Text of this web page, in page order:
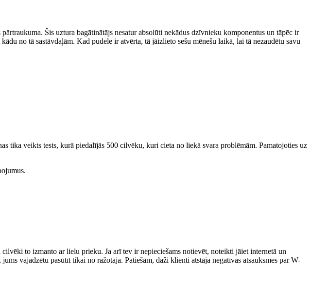
Šis uztura bagātinātājs nesatur absolūti nekādus dzīvnieku komponentus un tāpēc ir
no tā sastāvdaļām. Kad pudele ir atvērta, tā jāizlieto sešu mēnešu laikā, lai tā nezaudētu savu
veikts tests, kurā piedalījās 500 cilvēku, kuri cieta no liekā svara problēmām. Pamatojoties uz
to izmanto ar lielu prieku. Ja arī tev ir nepieciešams notievēt, noteikti jāiet internetā un
vajadzētu pasūtīt tikai no ražotāja. Patiešām, daži klienti atstāja negatīvas atsauksmes par W-